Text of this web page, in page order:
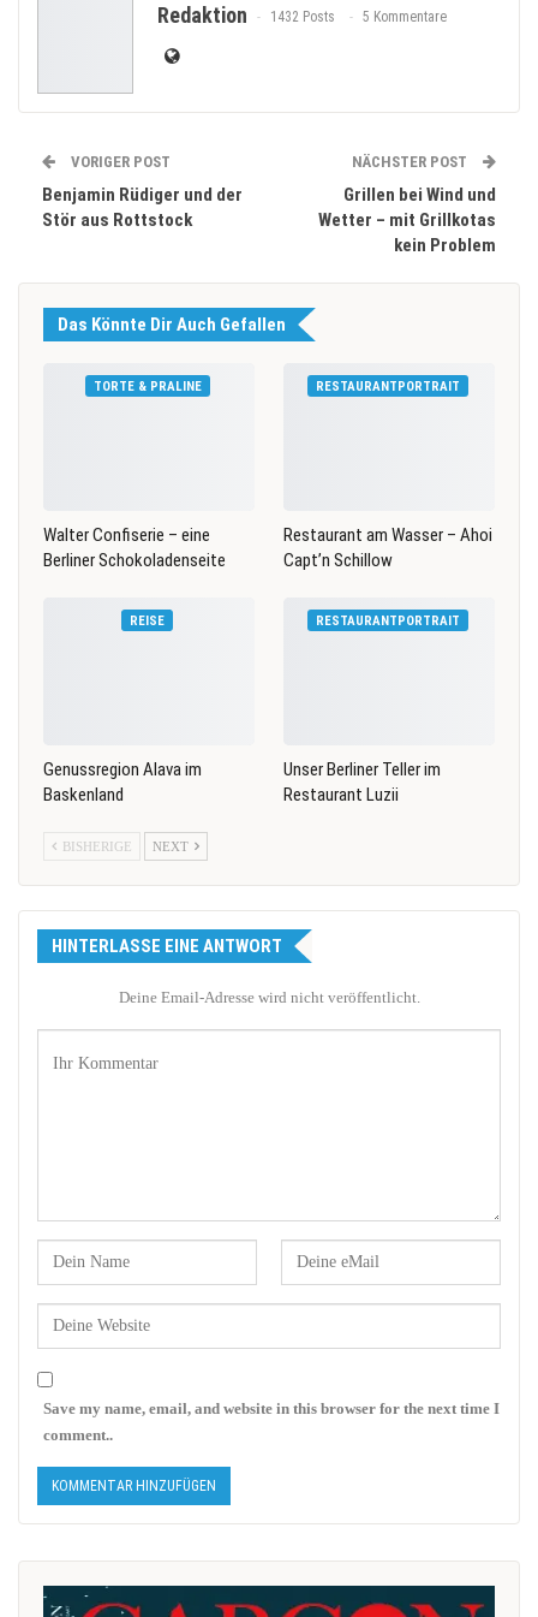
Redaktion 1432 Posts 5 Kommentare
VORIGER POST
Benjamin Rüdiger und der
Stör aus Rottstock
NÄCHSTER POST
Grillen bei Wind und
Wetter – mit Grillkotas
kein Problem
Das Könnte Dir Auch Gefallen
TORTE & PRALINE
Walter Confiserie – eine
Berliner Schokoladenseite
RESTAURANTPORTRAIT
Restaurant am Wasser – Ahoi
Capt’n Schillow
REISE
Genussregion Alava im
Baskenland
RESTAURANTPORTRAIT
Unser Berliner Teller im
Restaurant Luzii
BISHERIGE NEXT
HINTERLASSE EINE ANTWORT
Deine Email-Adresse wird nicht veröffentlicht.
Save my name, email, and website in this browser for the next time I
comment..